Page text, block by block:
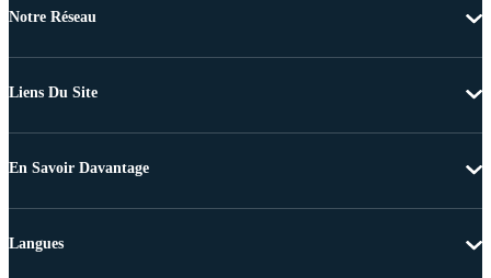
Notre Réseau
Liens Du Site
En Savoir Davantage
Langues